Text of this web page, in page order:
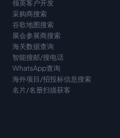
领英客户开发
采购商搜索
谷歌地图搜索
展会参展商搜索
海关数据查询
智能搜邮/搜电话
WhatsApp查询
海外项目/招投标信息搜索
名片/名册扫描获客